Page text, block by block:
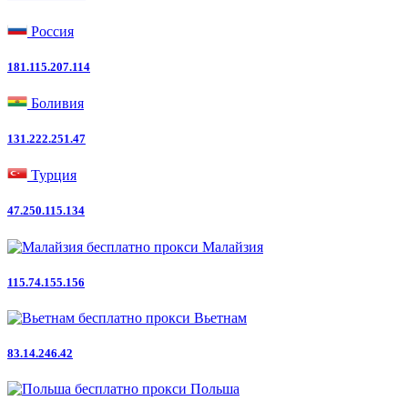
Россия
181.115.207.114
Боливия
131.222.251.47
Турция
47.250.115.134
Малайзия
115.74.155.156
Вьетнам
83.14.246.42
Польша